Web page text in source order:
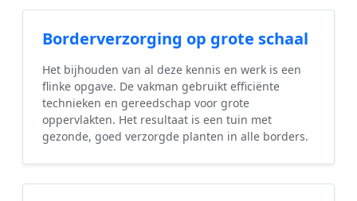
Borderverzorging op grote schaal
Het bijhouden van al deze kennis en werk is een
flinke opgave. De vakman gebruikt efficiënte
technieken en gereedschap voor grote
oppervlakten. Het resultaat is een tuin met
gezonde, goed verzorgde planten in alle borders.